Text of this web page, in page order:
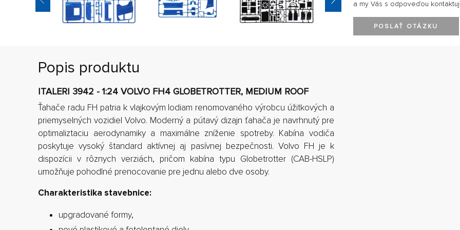
a my Vás s odpoveďou
POSLAŤ OTÁZKU
Popis produktu
ITALERI 3942 - 1:24 VOLVO FH4 GLOBETROTTER, MEDIUM ROOF
Ťahače radu FH patria k vlajkovým lodiam renomovaného výrobcu úžitkových a
priemyselných vozidiel Volvo. Moderný a pútavý dizajn ťahača je navrhnutý pre
optimaliztaciu aerodynamiky a maximálne zníženie spotreby. Kabína vodiča
poskytuje vysoký štandard aktívnej aj pasívnej bezpečnosti. Volvo FH je k
dispozícii v rôznych verziách, pričom kabína typu Globetrotter (CAB-HSLP)
umožňuje pohodlné prenocovanie pre jednu alebo dve osoby.
Charakteristika stavebnice:
upgradované formy,